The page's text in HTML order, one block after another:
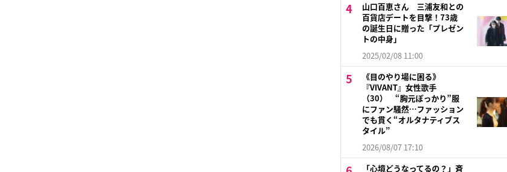
山口百恵さん 三浦友和との
百貨店デートを目撃！73歳
の誕生日に贈った「プレゼン
トの中身」
2025/02/08 11:00
《目のやり場に困る》
『VIVANT』女性歌手
（30） “胸元ぽっかり”服
にファン騒然…ファッション
でも貫く“オルタナティブス
タイル”
2026/08/07 17:10
「心境どうなってるの？」斉